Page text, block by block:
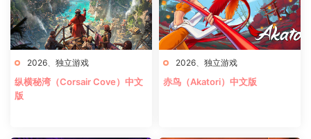
2026 独立游戏
纵横秘湾（Corsair Cove）中文
版
2026 独立游戏
赤鸟（Akatori）中文版